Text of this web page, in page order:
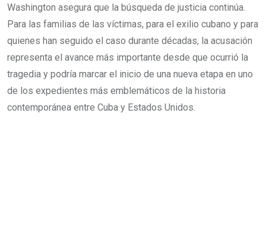
Washington asegura que la búsqueda de justicia continúa.
Para las familias de las víctimas, para el exilio cubano y para
quienes han seguido el caso durante décadas, la acusación
representa el avance más importante desde que ocurrió la
tragedia y podría marcar el inicio de una nueva etapa en uno
de los expedientes más emblemáticos de la historia
contemporánea entre Cuba y Estados Unidos.